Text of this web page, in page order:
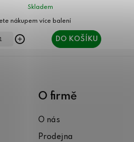
Skladem
DO KOŠÍKU
O firmě
O nás
Prodejna